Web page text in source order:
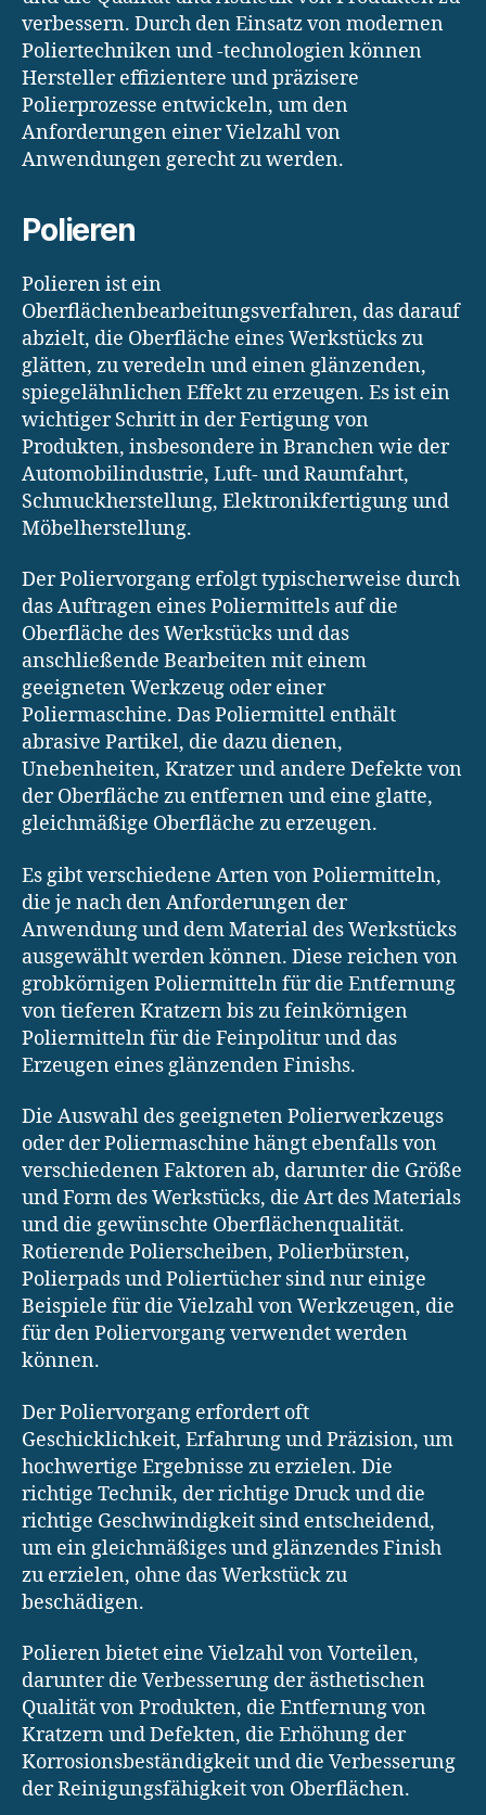
verbessern. Durch den Einsatz von modernen
Poliertechniken und -technologien können
Hersteller effizientere und präzisere
Polierprozesse entwickeln, um den
Anforderungen einer Vielzahl von
Anwendungen gerecht zu werden.
Polieren
Polieren ist ein
Oberflächenbearbeitungsverfahren, das darauf
abzielt, die Oberfläche eines Werkstücks zu
glätten, zu veredeln und einen glänzenden,
spiegelähnlichen Effekt zu erzeugen. Es ist ein
wichtiger Schritt in der Fertigung von
Produkten, insbesondere in Branchen wie der
Automobilindustrie, Luft- und Raumfahrt,
Schmuckherstellung, Elektronikfertigung und
Möbelherstellung.
Der Poliervorgang erfolgt typischerweise durch
das Auftragen eines Poliermittels auf die
Oberfläche des Werkstücks und das
anschließende Bearbeiten mit einem
geeigneten Werkzeug oder einer
Poliermaschine. Das Poliermittel enthält
abrasive Partikel, die dazu dienen,
Unebenheiten, Kratzer und andere Defekte von
der Oberfläche zu entfernen und eine glatte,
gleichmäßige Oberfläche zu erzeugen.
Es gibt verschiedene Arten von Poliermitteln,
die je nach den Anforderungen der
Anwendung und dem Material des Werkstücks
ausgewählt werden können. Diese reichen von
grobkörnigen Poliermitteln für die Entfernung
von tieferen Kratzern bis zu feinkörnigen
Poliermitteln für die Feinpolitur und das
Erzeugen eines glänzenden Finishs.
Die Auswahl des geeigneten Polierwerkzeugs
oder der Poliermaschine hängt ebenfalls von
verschiedenen Faktoren ab, darunter die Größe
und Form des Werkstücks, die Art des Materials
und die gewünschte Oberflächenqualität.
Rotierende Polierscheiben, Polierbürsten,
Polierpads und Poliertücher sind nur einige
Beispiele für die Vielzahl von Werkzeugen, die
für den Poliervorgang verwendet werden
können.
Der Poliervorgang erfordert oft
Geschicklichkeit, Erfahrung und Präzision, um
hochwertige Ergebnisse zu erzielen. Die
richtige Technik, der richtige Druck und die
richtige Geschwindigkeit sind entscheidend,
um ein gleichmäßiges und glänzendes Finish
zu erzielen, ohne das Werkstück zu
beschädigen.
Polieren bietet eine Vielzahl von Vorteilen,
darunter die Verbesserung der ästhetischen
Qualität von Produkten, die Entfernung von
Kratzern und Defekten, die Erhöhung der
Korrosionsbeständigkeit und die Verbesserung
der Reinigungsfähigkeit von Oberflächen.